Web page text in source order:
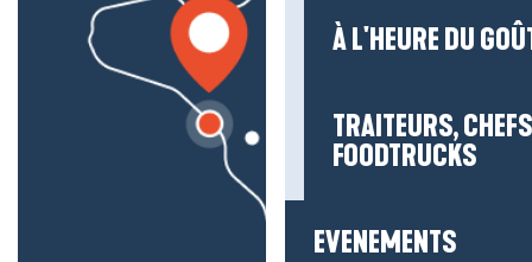
À L'HEURE DU
TRAITEURS,
FOODTRUCKS
EVENEMENTS